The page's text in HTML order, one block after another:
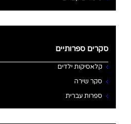
סקרים ספרותיים
קלאסיקות ילדים
סקר שירה
ספרות עברית